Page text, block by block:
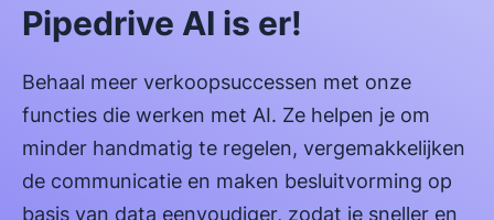
Pipedrive AI is er!
Behaal meer verkoopsuccessen met onze
functies die werken met AI. Ze helpen je om
minder handmatig te regelen, vergemakkelijken
de communicatie en maken besluitvorming op
basis van data eenvoudiger, zodat je sneller en